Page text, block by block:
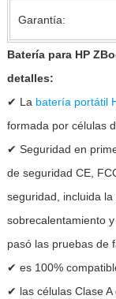
Garantía:
Batería para HP
detalles:
✔ La batería portátil
formada por células
✔ Seguridad en
de seguridad CE,
seguridad, incluida
sobrecalentamiento
pasó las pruebas de
✔ es 100%
✔ las células Clase